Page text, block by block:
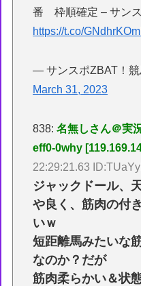
番 枠順確定 – サン
https://t.co/
— サンスポZBAT！
March 31, 2023
838:名無しさん＠実
eff0-0why
22:29:21.63
ジャックドール、
や良く、筋肉の付
いｗ
短距離馬みたいな
なのか？だが
筋肉柔らかい＆状